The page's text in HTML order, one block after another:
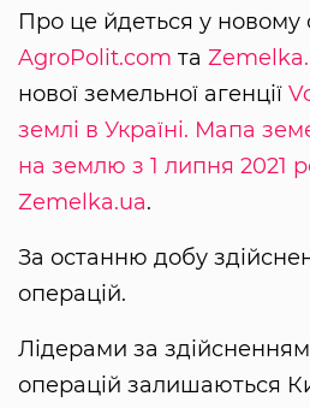
Про це йдеться у новому
AgroPolit.com та
нової земельної агенції
землі в Україні. Мапа
на землю з 1 липня 2021
Zemelka.ua.
За останню добу
операцій.
Лідерами за
операцій залишаються